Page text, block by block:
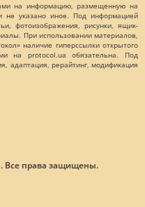
на информацию, размещенную на
не указано иное. Под информацией
фотоизображения, рисунки, ящик-
При использовании материалов,
наличие гиперссылки открытого
на protocol.ua обязательна. Под
адаптация, рерайтинг, модификация
Все права защищены.